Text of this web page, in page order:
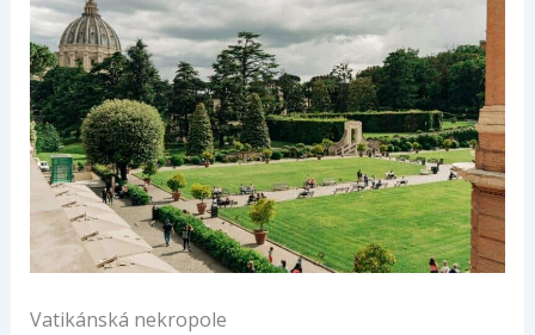
Vatikánská nekropole